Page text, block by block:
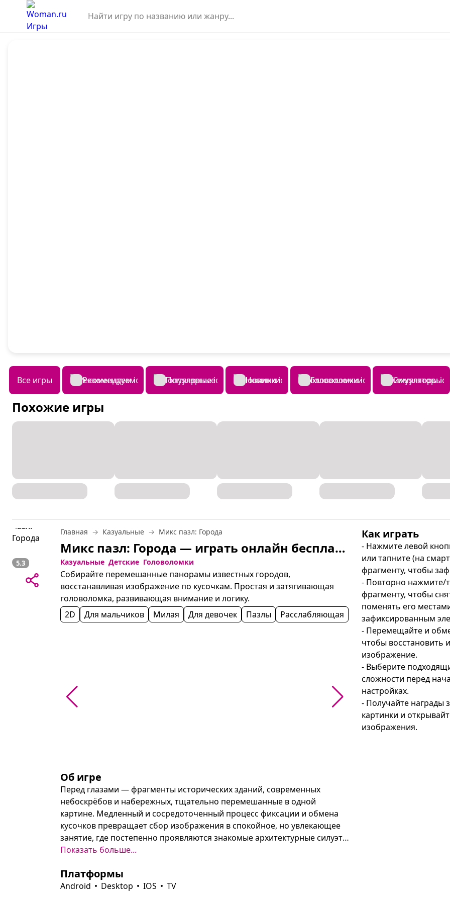
Все игры Рекомендуем Популярные Новинки Головоломки Симуляторы
Похожие игры
5.3
Главная Казуальные Микс пазл: Города
Микс пазл: Города — играть онлайн бесплатно
Казуальные Детские Головоломки
Собирайте перемешанные панорамы известных городов,
восстанавливая изображение по кусочкам. Простая и затягивающая
головоломка, развивающая внимание и логику.
2D
Для мальчиков Милая Для девочек Пазлы Расслабляющая
Как играть
- Нажмите левой
или тапните (на
фрагменту, чтобы
- Повторно нажмите/
фрагменту, чтобы
поменять его
зафиксированным
- Перемещайте и
чтобы восстановить
изображение.
- Выберите
сложности перед
настройках.
- Получайте награды
картинки и
изображения.
Об игре
Перед глазами — фрагменты исторических зданий, современных
небоскрёбов и набережных, тщательно перемешанные в одной
картине. Медленный и сосредоточенный процесс фиксации и обмена
кусочков превращает сбор изображения в спокойное, но увлекающее
занятие, где постепенно проявляются знакомые архитектурные силуэты
и городские виды.
Сложность уровней настраивается под настроение и умения, а за
собранные картины начисляются награды и открываются новые
Показать больше...
Платформы
Android Desktop IOS TV